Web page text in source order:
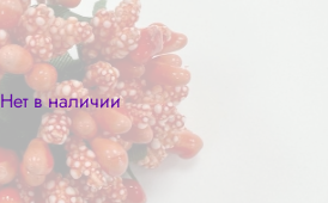
Нет в наличии